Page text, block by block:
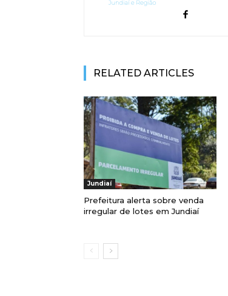
RELATED ARTICLES
Jundiaí
Prefeitura alerta sobre venda
irregular de lotes em Jundiaí